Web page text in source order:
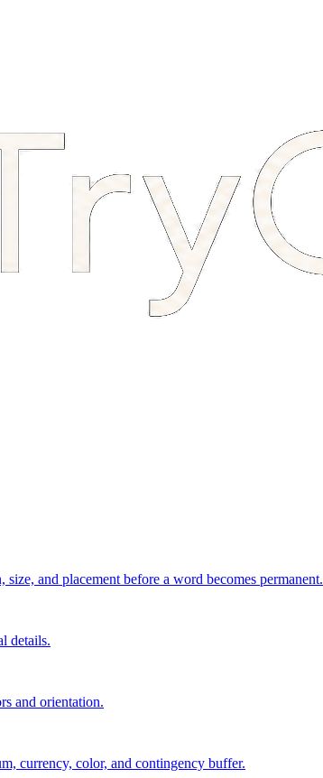
and placement before a word becomes permanent.
details.
and orientation.
currency, color, and contingency buffer.